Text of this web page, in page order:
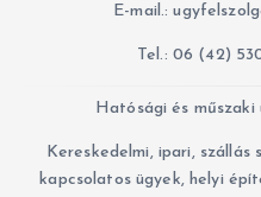
E-mail.:
Tel.: 06 (42)
Hatósági és
Kereskedelmi, ipari,
kapcsolatos ügyek, helyi